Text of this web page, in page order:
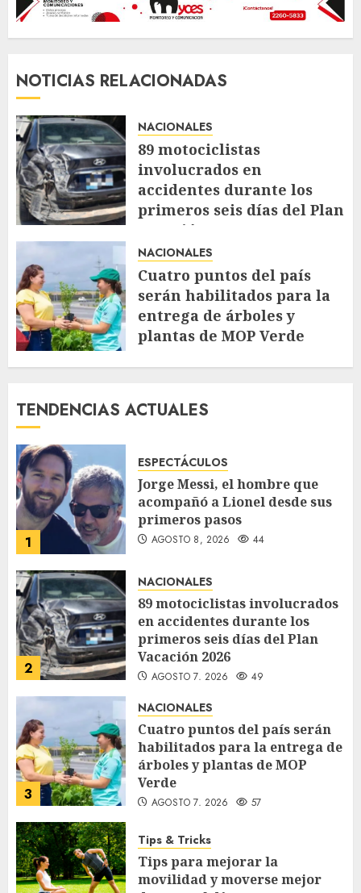
NOTICIAS RELACIONADAS
NACIONALES
89 motociclistas
involucrados en
accidentes durante los
primeros seis días del Plan
Vacación 2026
AGOSTO 7, 2026
NACIONALES
Cuatro puntos del país
serán habilitados para la
entrega de árboles y
plantas de MOP Verde
TENDENCIAS ACTUALES
1
ESPECTÁCULOS
Jorge Messi, el hombre que
acompañó a Lionel desde sus
primeros pasos
AGOSTO 8, 2026 44
2
NACIONALES
89 motociclistas involucrados
en accidentes durante los
primeros seis días del Plan
Vacación 2026
AGOSTO 7, 2026 49
3
NACIONALES
Cuatro puntos del país serán
habilitados para la entrega de
árboles y plantas de MOP
Verde
AGOSTO 7, 2026 57
Tips & Tricks
Tips para mejorar la
movilidad y moverse mejor